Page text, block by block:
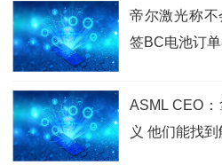
帝尔激光称
签BC电池订
ASML CEO
义 他们能找